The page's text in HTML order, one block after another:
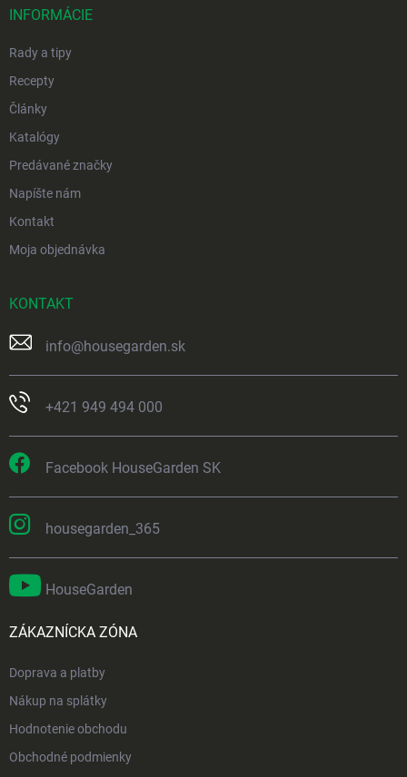
INFORMÁCIE
Rady a tipy
Recepty
Články
Katalógy
Predávané značky
Napíšte nám
Kontakt
Moja objednávka
KONTAKT
info@housegarden.sk
+421 949 494 000
Facebook HouseGarden SK
housegarden_365
HouseGarden
ZÁKAZNÍCKA ZÓNA
Doprava a platby
Nákup na splátky
Hodnotenie obchodu
Obchodné podmienky